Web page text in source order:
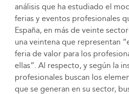
análisis que ha estudiado el
ferias y eventos profesionales
España, en más de veinte
una veintena que representan
feria de valor para los
ellas”. Al respecto, y según la
profesionales buscan los
que se generan en su sector,